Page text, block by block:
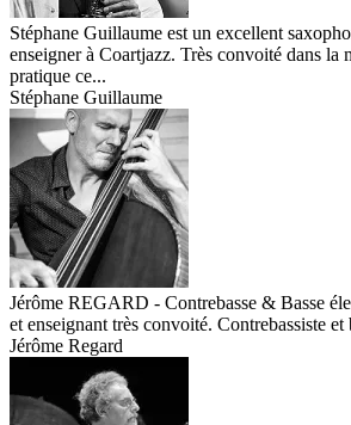
Stéphane Guillaume est un excellent
enseigner à Coartjazz. Très convoité dans
pratique ce...
Stéphane Guillaume
Jérôme REGARD - Contrebasse & Basse
et enseignant très convoité. Contrebassiste et
Jérôme Regard